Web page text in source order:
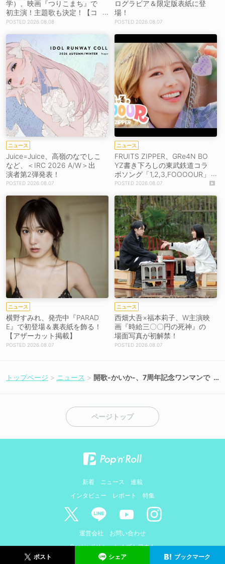
学）、映画『つりこまち』で
初主演！主題歌も決定！【コ
メントあり】
2026.08.08
ログラビア＆限定版表紙に登
場！
2026.08.07
ニュース
Juice=Juice、高嶺のなでしこ
など、＜IRC 2026 A/W＞出
演者第2弾発表！
2026.08.07
ニュース
FRUITS ZIPPER、GRe4N BO
YZ書き下ろしの東武鉄道コラ
ボソング「1,2,3,FOOOOUR」
をリリース＆MV公開！
2026.08.07
ニュース
横野すみれ、発売中『PARAD
E』で初登場＆裏表紙を飾る！
【アザーカット掲載】
2026.08.07
ニュース
西畑大吾×福本莉子、W主演映
画『時給三〇〇円の死神』の
場面写真が初解禁！
2026.08.07
トップページ ニュース
開歌-かいか-、7周年記念ワンマンで
ポスト シェア ブックマーク
ページトップ
新着 ニュース
連載
インタビュー
レポート 特集
運営会社
お問い合わせ
Cookieポリシーとオプトアウト
© AMIDUS. ALL RIGHTS RESERVED.